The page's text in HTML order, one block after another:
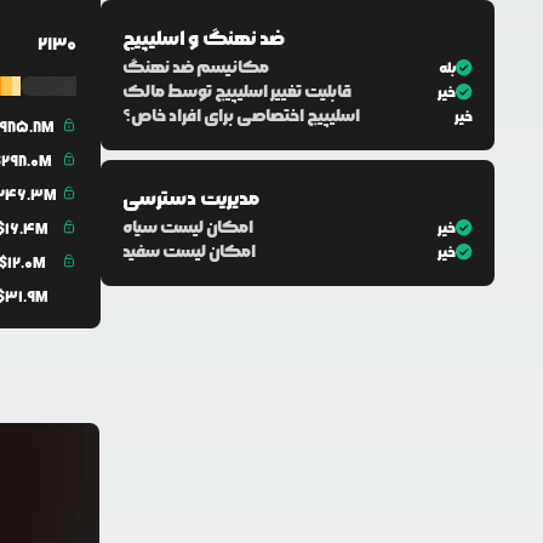
2130
985.8M
298.0M
16.4M
$12.0M
31.9M
ضد نهنگ و اسلیپیج
مکانیسم ضد نهنگ بله
قابلیت تغییر اسلیپیج توسط مالک خیر
اسلیپیج اختصاصی برای افراد خاص؟ خیر
مدیریت دسترسی
امکان لیست سیاه خیر
امکان لیست سفید خیر